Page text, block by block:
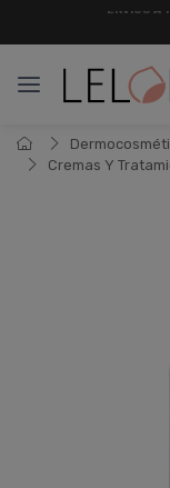
Cremas Y